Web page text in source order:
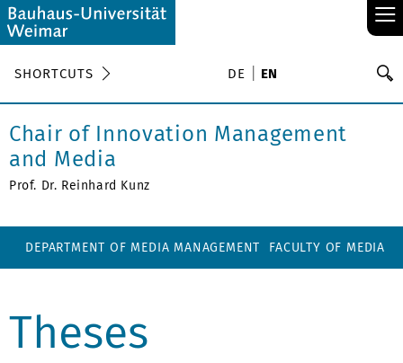
≡
SHORTCUTS DE EN
Chair of Innovation Management
and Media
Prof. Dr. Reinhard Kunz
DEPARTMENT OF MEDIA MANAGEMENT FACULTY OF MEDIA
Theses